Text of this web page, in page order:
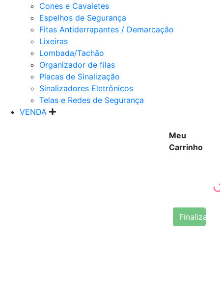
Cones e Cavaletes
Espelhos de Segurança
Fitas Antiderrapantes / Demarcação
Lixeiras
Lombada/Tachão
Organizador de filas
Placas de Sinalização
Sinalizadores Eletrônicos
Telas e Redes de Segurança
VENDA
Meu
Carrinho
Finalizar